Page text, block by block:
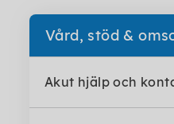
Vård, stöd &
Akut hjälp och